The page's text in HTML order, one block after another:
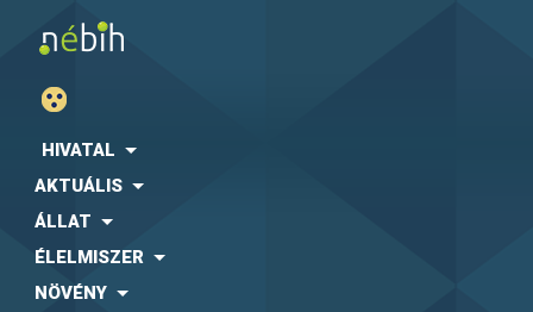
HIVATAL
AKTUÁLIS
ÁLLAT
ÉLELMISZER
NÖVÉNY